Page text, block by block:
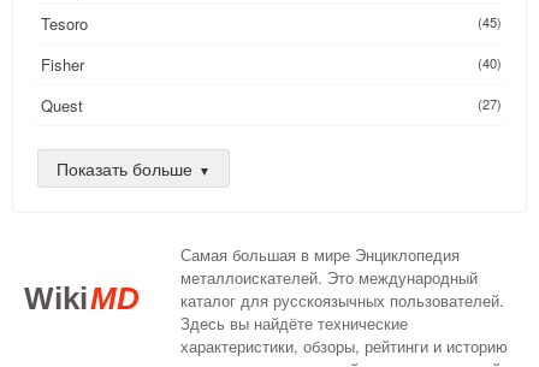
Tesoro (45)
Fisher (40)
Quest (27)
Golden Mask
Nokta
XP (14)
(13)
Показать больше
WikiMD
Самая большая в мире Энциклопедия
металлоискателей. Это международный
каталог для русскоязычных пользователей.
Здесь вы найдёте технические
характеристики, обзоры, рейтинги и историю